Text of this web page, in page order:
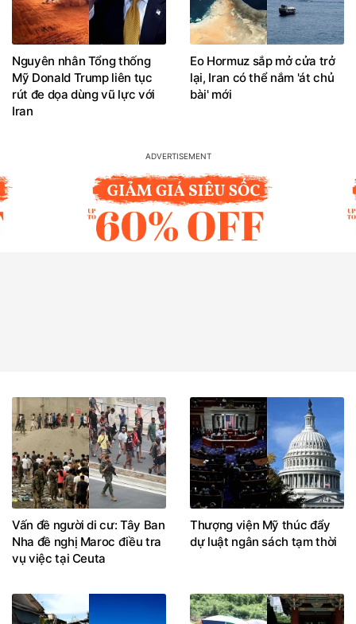
Nguyên nhân Tổng thống
Mỹ Donald Trump liên tục
rút đe dọa dùng vũ lực với
Iran
Eo Hormuz sắp mở cửa trở
lại, Iran có thể nắm 'át chủ
bài' mới
Vấn đề người di cư: Tây Ban
Nha đề nghị Maroc điều tra
vụ việc tại Ceuta
Thượng viện Mỹ thúc đẩy
dự luật ngân sách tạm thời